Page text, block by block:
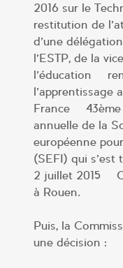
2016 sur le
restitution de
d’une
l’ESTP, de la
l’éducation –
l’apprentissage
France –
annuelle de la
européenne
(SEFI) qui
2 juillet 2015 –
à Rouen.
Puis, la
une décision :